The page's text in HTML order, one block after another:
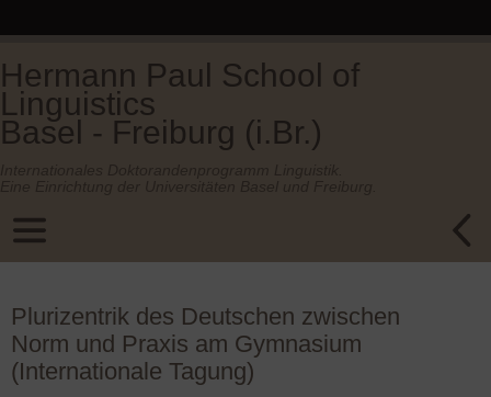
Hermann Paul School of
Linguistics
Basel - Freiburg (i.Br.)
Plurizentrik des Deutschen zwischen
Norm und Praxis am Gymnasium
(Internationale Tagung)